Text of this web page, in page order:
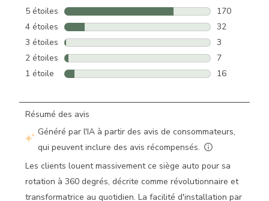
5 étoiles étoiles
170
170 avis
4 étoiles étoiles
32
32 avis avec
3 étoiles étoiles
3
3 avis avec
2 étoiles étoiles
7
7 avis avec
1 étoile étoiles
16